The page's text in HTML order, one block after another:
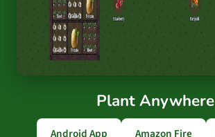
Plant Anywhere
Android App Amazon Fire